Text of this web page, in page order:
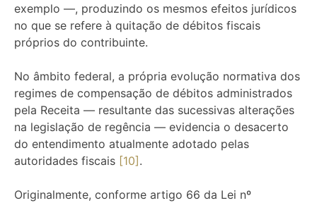
exemplo —, produzindo os mesmos efeitos jurídicos
no que se refere à quitação de débitos fiscais
próprios do contribuinte.
No âmbito federal, a própria evolução normativa dos
regimes de compensação de débitos administrados
pela Receita — resultante das sucessivas alterações
na legislação de regência — evidencia o desacerto
do entendimento atualmente adotado pelas
autoridades fiscais [10].
Originalmente, conforme artigo 66 da Lei nº